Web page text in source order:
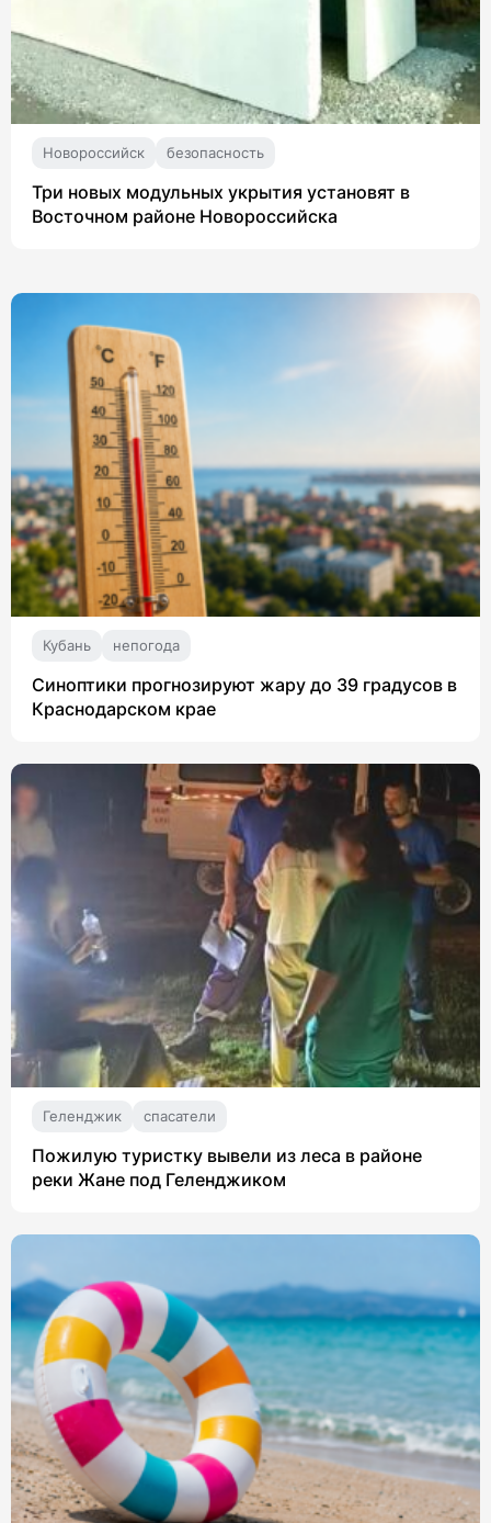
Новороссийск безопасность
Три новых модульных укрытия установят в
Восточном районе Новороссийска
Кубань непогода
Синоптики прогнозируют жару до 39 градусов в
Краснодарском крае
Геленджик спасатели
Пожилую туристку вывели из леса в районе
реки Жане под Геленджиком